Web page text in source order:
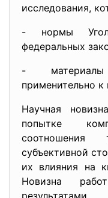
исследования,
- нормы
федеральных
-
применительно к
Научная
попытке
соотношения
субъективной
их влияния на
Новизна
результатами